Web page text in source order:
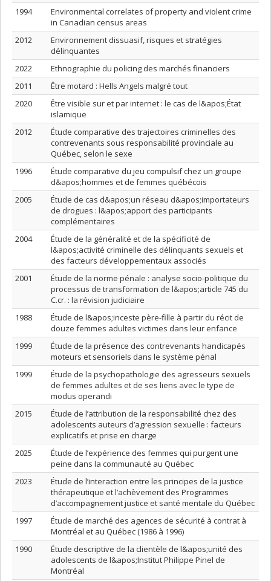
1994
Environmental correlates of property and violent crime
in Canadian census areas
2012
Environnement dissuasif, risques et stratégies
délinquantes
2022
Ethnographie du policing des marchés financiers
2011
Être motard : Hells Angels malgré tout
2020
Être visible sur et par internet : le cas de l&apos;État
islamique
2012
Étude comparative des trajectoires criminelles des
contrevenants sous responsabilité provinciale au
Québec, selon le sexe
1996
Étude comparative du jeu compulsif chez un groupe
d&apos;hommes et de femmes québécois
2005
Étude de cas d&apos;un réseau d&apos;importateurs
de drogues : l&apos;apport des participants
complémentaires
2004
Étude de la généralité et de la spécificité de
l&apos;activité criminelle des délinquants sexuels et
des facteurs développementaux associés
2001
Étude de la norme pénale : analyse socio-politique du
processus de transformation de l&apos;article 745 du
C.cr. : la révision judiciaire
1988
Étude de l&apos;inceste père-fille à partir du récit de
douze femmes adultes victimes dans leur enfance
1999
Étude de la présence des contrevenants handicapés
moteurs et sensoriels dans le système pénal
1999
Étude de la psychopathologie des agresseurs sexuels
de femmes adultes et de ses liens avec le type de
modus operandi
2015
Étude de l’attribution de la responsabilité chez des
adolescents auteurs d’agression sexuelle : facteurs
explicatifs et prise en charge
2025
Étude de l’expérience des femmes qui purgent une
peine dans la communauté au Québec
2023
Étude de l’interaction entre les principes de la justice
thérapeutique et l’achèvement des Programmes
d’accompagnement justice et santé mentale du Québec
1997
Étude de marché des agences de sécurité à contrat à
Montréal et au Québec (1986 à 1996)
1990
Étude descriptive de la clientèle de l&apos;unité des
adolescents de l&apos;Institut Philippe Pinel de
Montréal